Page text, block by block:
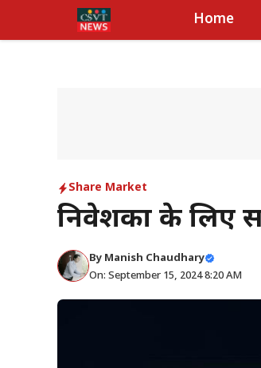
Home
Share Market
निवेशकों के लिए
By Manish Chaudhary
On: September 15, 2024 8:20 AM